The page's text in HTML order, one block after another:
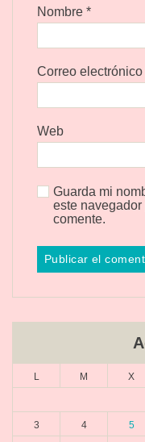
Nombre *
Correo electrónico
Web
Guarda mi
este
comente.
L M X
3 4 5